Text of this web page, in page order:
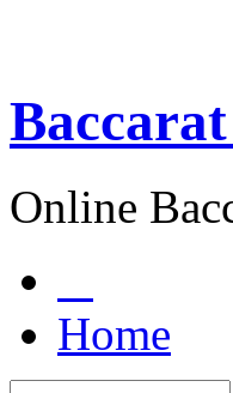
Online
Home